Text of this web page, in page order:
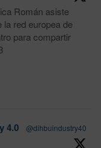
Román asiste
la red europea de
para compartir
4.0
@dihbuindustry40